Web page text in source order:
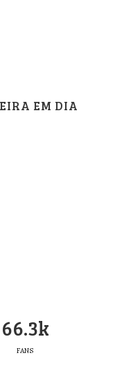
EM DIA
66.3k
FANS